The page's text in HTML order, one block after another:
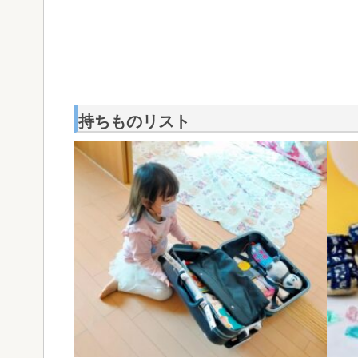
持ちものリスト